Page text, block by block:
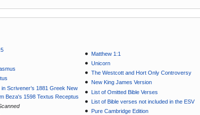
in Scrivener’s 1881 Greek New
Beza's 1598 Textus Receptus
Matthew 1:1
Unicorn
The Westcott and Hort Only Controversy
New King James Version
List of Omitted Bible Verses
List of Bible verses not included in the ESV
Pure Cambridge Edition